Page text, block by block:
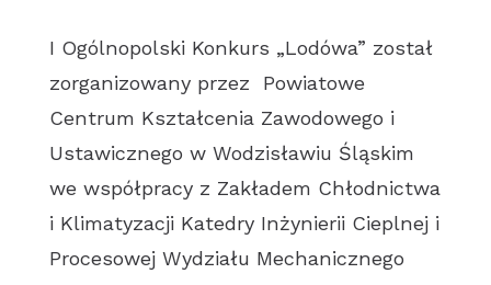
I Ogólnopolski Konkurs „Lodówa” został
zorganizowany przez Powiatowe
Centrum Kształcenia Zawodowego i
Ustawicznego w Wodzisławiu Śląskim
we współpracy z Zakładem Chłodnictwa
i Klimatyzacji Katedry Inżynierii Cieplnej i
Procesowej Wydziału Mechanicznego